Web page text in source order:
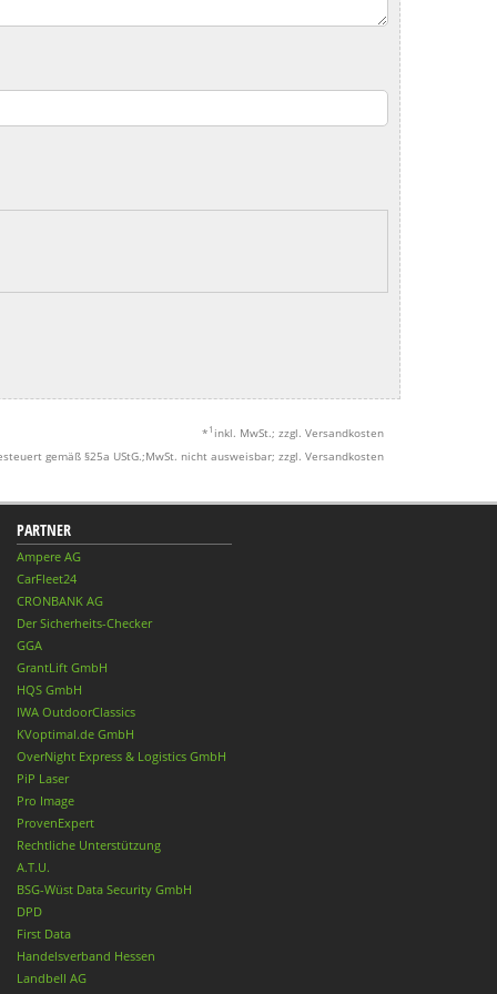
* 1 inkl. MwSt.; zzgl. Versandkosten
gemäß §25a UStG.;MwSt. nicht ausweisbar; zzgl. Versandkosten
PARTNER
Ampere AG
CarFleet24
CRONBANK AG
Der Sicherheits-Checker
GGA
GrantLift GmbH
HQS GmbH
IWA OutdoorClassics
KVoptimal.de GmbH
OverNight Express & Logistics GmbH
PiP Laser
Pro Image
ProvenExpert
Rechtliche Unterstützung
A.T.U.
BSG-Wüst Data Security GmbH
DPD
First Data
Handelsverband Hessen
Landbell AG